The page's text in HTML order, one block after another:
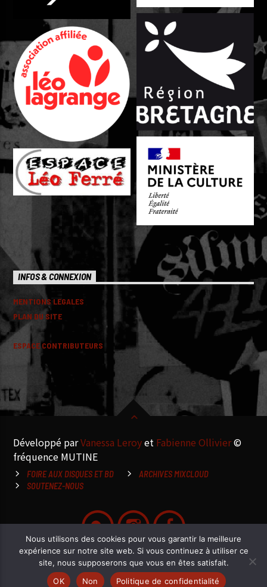
INFOS & CONNEXION
MENTIONS LEGALES
PLAN DU SITE
ESPACE CONTRIBUTEURS
Développé parVanessa Leroyet Fabienne Ollivier©
fréquence MUTINE
FOIRE AUX DISQUES ET BD
ARCHIVES MIXCLOUD
SOUTENEZ-NOUS
Nous utilisons des cookies pour vous garantir la meilleure
expérience sur notre site web. Si vous continuez à utiliser ce
site, nous supposerons que vous en êtes satisfait.
OK
Non Politique de confidentialité